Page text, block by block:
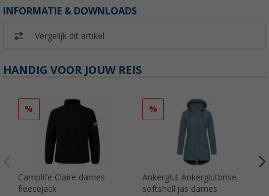
INFORMATIE & DOWNLOADS
Vergelijk dit artikel
HANDIG VOOR JOUW REIS
%
Camplife Claire dames
fleecejack
%
Ankerglut Ankerglutbrise
softshell jas dames